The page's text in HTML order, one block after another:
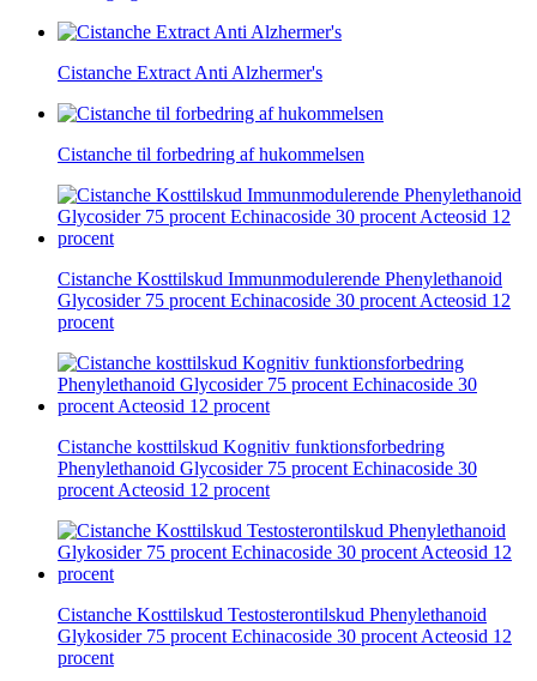
Cistanche Extract Anti Alzhermer's
Cistanche til forbedring af hukommelsen
Cistanche Kosttilskud Immunmodulerende Phenylethanoid
Glycosider 75 procent Echinacoside 30 procent Acteosid 12
procent
Cistanche kosttilskud Kognitiv funktionsforbedring
Phenylethanoid Glycosider 75 procent Echinacoside 30
procent Acteosid 12 procent
Cistanche Kosttilskud Testosterontilskud Phenylethanoid
Glykosider 75 procent Echinacoside 30 procent Acteosid 12
procent